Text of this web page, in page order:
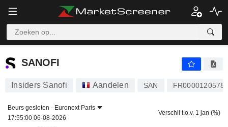
SANOFI
SANOFI
Insiders Sanofi Aandelen SAN FR0000120578
Beurs gesloten - Euronext Paris
17:55:00 06-08-2026
Verschil t.o.v. 1 jan (%)